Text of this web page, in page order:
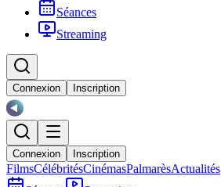
Séances
Streaming
Connexion Inscription
Connexion Inscription
FilmsCélébritésCinémasPalmarèsActualités